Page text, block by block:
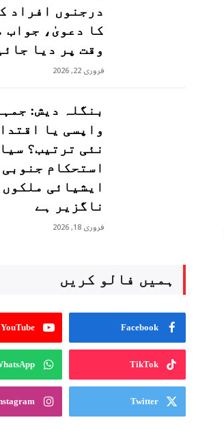
درجنوں افراد
کا دعویٰ، جواب
وقت پر دیا
فروری 22, 2026
بنگلہ دیش:
واپسی یا
نئی ترتیب؟
استحکام جنوبی
ایشیائی
ناگزیر ہے
فروری 18, 2026
ہمیں فالو کریں
Facebook
YouTube
TikTok
Twitter